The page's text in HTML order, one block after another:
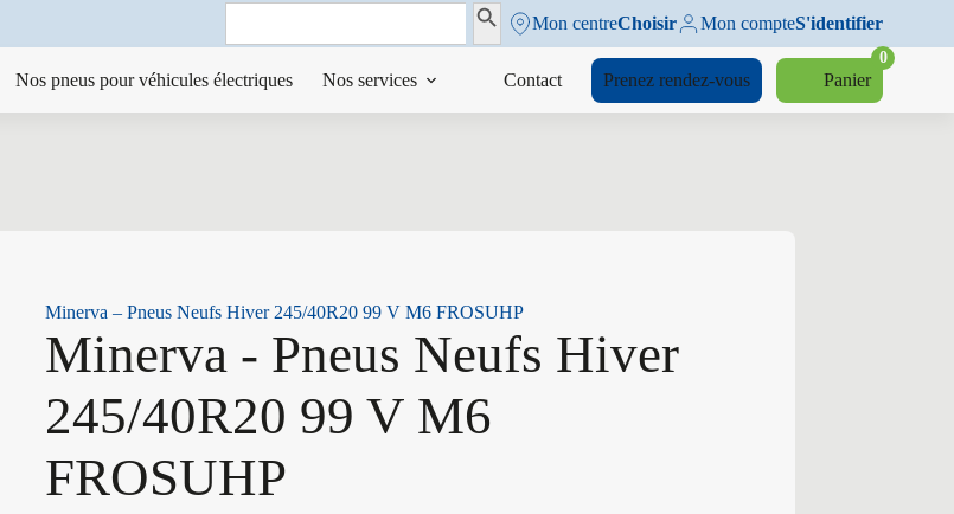
Search
Search ButtonMon centreChoisir Mon compteS'identifier
Nos pneus pour véhicules électriques Nos services Contact Prenez rendez-vous Panier
0
Minerva – Pneus Neufs Hiver 245/40R20 99 V M6 FROSUHP
Minerva - Pneus Neufs Hiver
245/40R20 99 V M6
FROSUHP